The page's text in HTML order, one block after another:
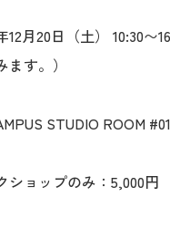
12月20日（土） 10:30〜
す。）
STUDIO ROOM #01
ショップのみ：5,000円